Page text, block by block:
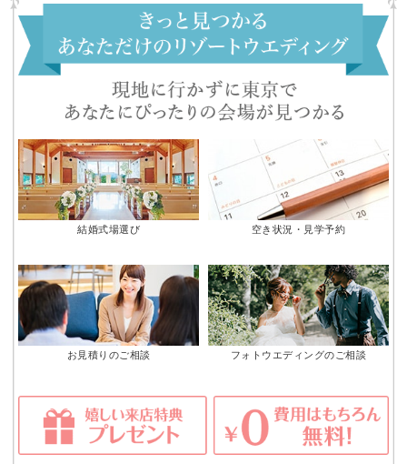
結婚式場選び 空き状況・見学予約
お見積りのご相談 フォトウエディングのご相談